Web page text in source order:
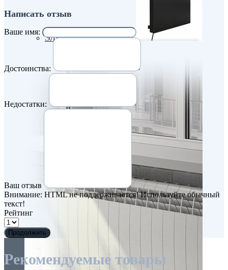
ЭЛЕКТРО РАДИАТОРЫ
Написать отзыв
Ваше имя:
Достоинства:
Недостатки:
Ваш отзыв
Внимание: HTML не поддерживается! Используйте обычный
текст!
Рейтинг
Продолжить
Рекомендуемые товары